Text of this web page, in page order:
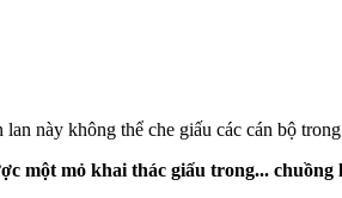
lan này không thể che giấu các cán bộ
một mỏ khai thác giấu trong... chuồng